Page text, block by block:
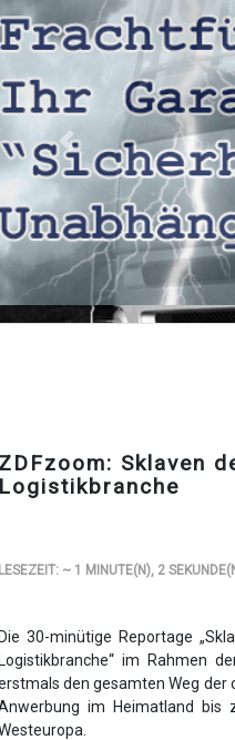
Zurück
ZDFzoom: Sklaven
Logistikbranche
LESEZEIT: ~ 1 MINUTE(N), 2
Die 30-minütige Reportage
Logistikbranche“ im Rahmen
den gesamten Weg der
im Heimatland bis